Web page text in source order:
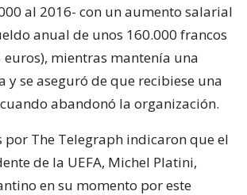
al 2016- con un aumento salarial
anual de unos 160.000 francos
euros), mientras mantenía una
y se aseguró de que recibiese una
abandonó la organización.
por The Telegraph indicaron que el
de la UEFA, Michel Platini,
en su momento por este